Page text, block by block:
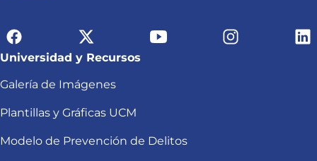
Universidad y Recursos
Galería de Imágenes
Plantillas y Gráficas UCM
Modelo de Prevención de Delitos